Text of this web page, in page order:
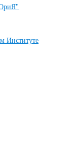
Институте